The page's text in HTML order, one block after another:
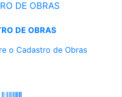
DE OBRAS
DE OBRAS
o Cadastro de Obras